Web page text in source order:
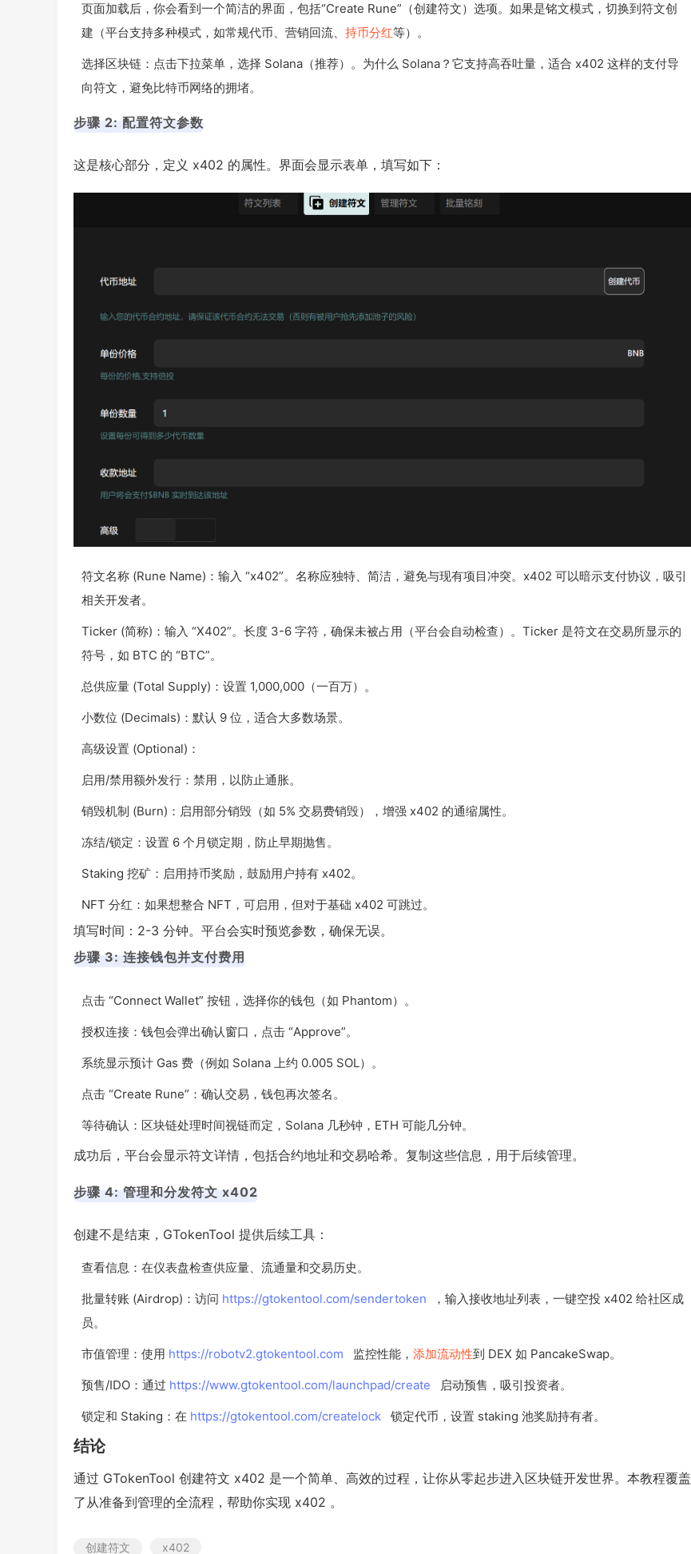
页面加载后，你会看到一个简洁的界面，包括“Create Rune”（创建符文）选项。如果是铭文模式，切换到符文创
建（平台支持多种模式，如常规代币、营销回流、 持币分红等）。
选择区块链：点击下拉菜单，选择 Solana（推荐）。为什么 Solana？它支持高吞吐量，适合 x402 这样的支付导
向符文，避免比特币网络的拥堵。
步骤 2: 配置符文参数
这是核心部分，定义 x402 的属性。界面会显示表单，填写如下：
符文名称 (Rune Name)：输入 “x402”。名称应独特、简洁，避免与现有项目冲突。x402 可以暗示支付协议，吸引
相关开发者。
Ticker (简称)：输入 “X402”。长度 3-6 字符，确保未被占用（平台会自动检查）。Ticker 是符文在交易所显示的
符号，如 BTC 的 “BTC”。
总供应量 (Total Supply)：设置 1,000,000（一百万）。
小数位 (Decimals)：默认 9 位，适合大多数场景。
高级设置 (Optional)：
启用/禁用额外发行：禁用，以防止通胀。
销毁机制 (Burn)：启用部分销毁（如 5% 交易费销毁），增强 x402 的通缩属性。
冻结/锁定：设置 6 个月锁定期，防止早期抛售。
Staking 挖矿：启用持币奖励，鼓励用户持有 x402。
NFT 分红：如果想整合 NFT，可启用，但对于基础 x402 可跳过。
填写时间：2-3 分钟。平台会实时预览参数，确保无误。
步骤 3: 连接钱包并支付费用
点击 “Connect Wallet” 按钮，选择你的钱包（如 Phantom）。
授权连接：钱包会弹出确认窗口，点击 “Approve”。
系统显示预计 Gas 费（例如 Solana 上约 0.005 SOL）。
点击 “Create Rune”：确认交易，钱包再次签名。
等待确认：区块链处理时间视链而定，Solana 几秒钟，ETH 可能几分钟。
成功后，平台会显示符文详情，包括合约地址和交易哈希。复制这些信息，用于后续管理。
步骤 4: 管理和分发符文 x402
创建不是结束，GTokenTool 提供后续工具：
查看信息：在仪表盘检查供应量、流通量和交易历史。
批量转账 (Airdrop)：访问 https://gtokentool.com/sendertoken ，输入接收地址列表，一键空投 x402 给社区成
员。
市值管理：使用 https://robotv2.gtokentool.com 监控性能， 添加流动性到 DEX 如 PancakeSwap。
预售/IDO：通过 https://www.gtokentool.com/launchpad/create 启动预售，吸引投资者。
锁定和 Staking：在 https://gtokentool.com/createlock 锁定代币，设置 staking 池奖励持有者。
结论
通过 GTokenTool 创建符文 x402 是一个简单、高效的过程，让你从零起步进入区块链开发世界。本教程覆盖
了从准备到管理的全流程，帮助你实现 x402 。
创建符文 x402